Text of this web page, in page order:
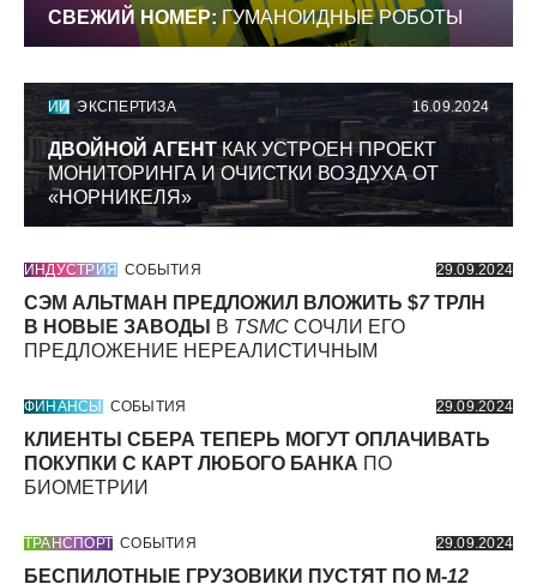
СВЕЖИЙ НОМЕР: ГУМАНОИДНЫЕ РОБОТЫ
ИИ ЭКСПЕРТИЗА 16.09.2024
ДВОЙНОЙ АГЕНТКАК УСТРОЕН ПРОЕКТ
МОНИТОРИНГА И ОЧИСТКИ ВОЗДУХА ОТ
«НОРНИКЕЛЯ»
ИНДУСТРИЯ СОБЫТИЯ 29.09.2024
СЭМ АЛЬТМАН ПРЕДЛОЖИЛ ВЛОЖИТЬ $7ТРЛН
В НОВЫЕ ЗАВОДЫ
В TSMC СОЧЛИ ЕГО
ПРЕДЛОЖЕНИЕ НЕРЕАЛИСТИЧНЫМ
ФИНАНСЫ СОБЫТИЯ 29.09.2024
КЛИЕНТЫ СБЕРА ТЕПЕРЬ МОГУТ ОПЛАЧИВАТЬ
ПОКУПКИ С КАРТ ЛЮБОГО БАНКА ПО
БИОМЕТРИИ
ТРАНСПОРТ СОБЫТИЯ 29.09.2024
БЕСПИЛОТНЫЕ ГРУЗОВИКИ ПУСТЯТ ПО М-12